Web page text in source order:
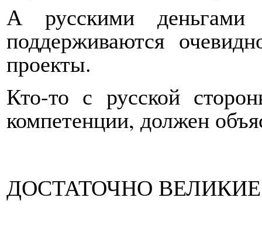
А русскими
поддерживаются
проекты.
Кто-то с русской
компетенции, должен
ДОСТАТОЧНО